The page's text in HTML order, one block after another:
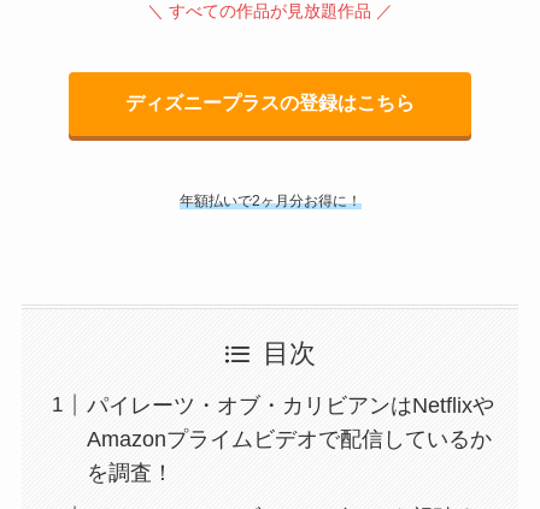
＼ すべての作品が見放題作品 ／
ディズニープラスの登録はこちら
年額払いで2ヶ月分お得に！
目次
パイレーツ・オブ・カリビアンはNetflixや
Amazonプライムビデオで配信しているか
を調査！